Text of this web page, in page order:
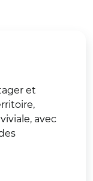
et
avec